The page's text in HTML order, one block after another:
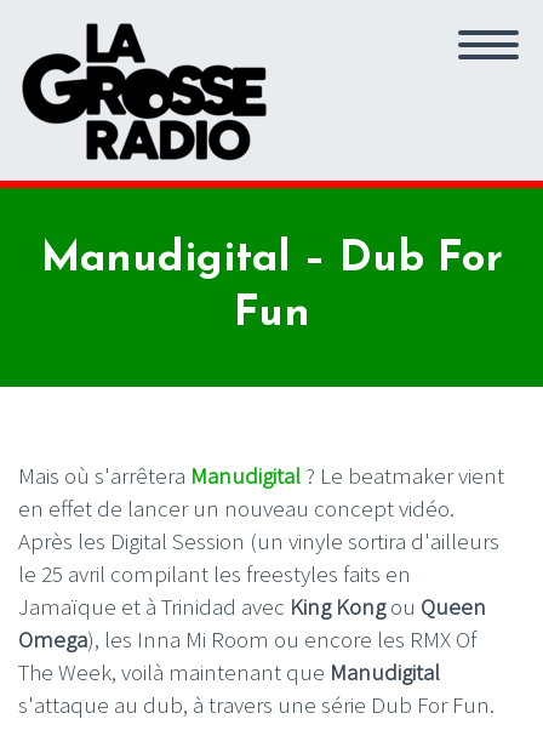
Manudigital – Dub For
Fun
Mais où s'arrêtera Manudigital ? Le beatmaker vient
en effet de lancer un nouveau concept vidéo.
Après les Digital Session (un vinyle sortira d'ailleurs
le 25 avril compilant les freestyles faits en
Jamaïque et à Trinidad avec King Kongou Queen
Omega), les Inna Mi Room ou encore les RMX Of
The Week, voilà maintenant que Manudigital
s'attaque au dub, à travers une série Dub For Fun.